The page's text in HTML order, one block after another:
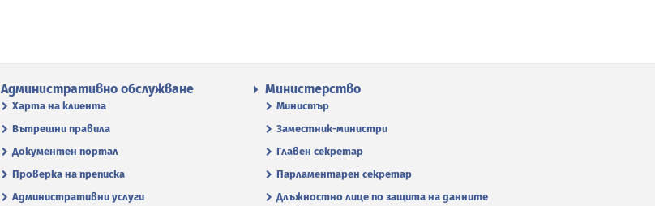
Административно обслужване
Харта на клиента
Вътрешни правила
Документен портал
Проверка на преписка
Административни услуги
Министерство
Министър
Заместник-министри
Главен секретар
Парламентарен секретар
Длъжностно лице по защита на данните